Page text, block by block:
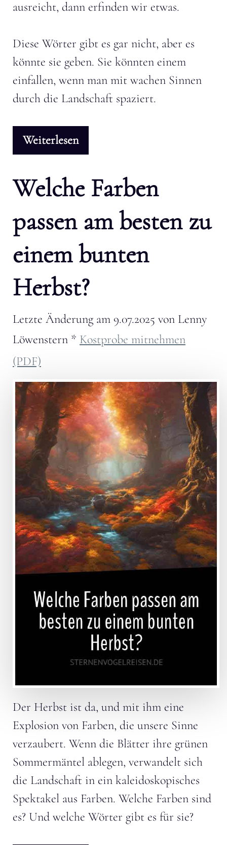
ausreicht, dann erfinden wir etwas.
Diese Wörter gibt es gar nicht, aber es
könnte sie geben. Sie könnten einem
einfallen, wenn man mit wachen Sinnen
durch die Landschaft spaziert.
Weiterlesen
Welche Farben
passen am besten zu
einem bunten
Herbst?
Letzte Änderung am 9.07.2025 von Lenny
Löwenstern * Kostprobe mitnehmen
(PDF)
Der Herbst ist da, und mit ihm eine
Explosion von Farben, die unsere Sinne
verzaubert. Wenn die Blätter ihre grünen
Sommermäntel ablegen, verwandelt sich
die Landschaft in ein kaleidoskopisches
Spektakel aus Farben. Welche Farben sind
es? Und welche Wörter gibt es für sie?